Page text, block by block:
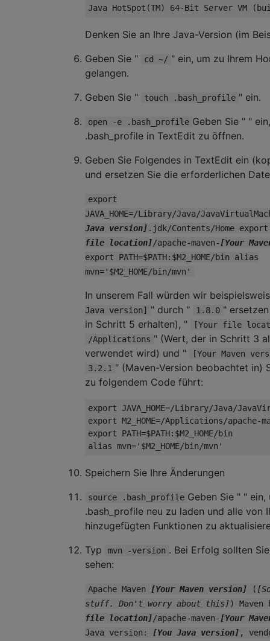
Denken Sie an Ihre Java-Version (im
Geben Sie "
cd ~/ " ein, um zu Ihrem
gelangen.
Geben Sie "
touch .bash_profile " ein.
open -e .bash_profile Geben Sie " "
.bash_profile in TextEdit zu öffnen.
Geben Sie Folgendes in TextEdit ein
und ersetzen Sie die erforderlichen
export
JAVA_HOME=/Library/Java/
Java version] .jdk/Contents/Home export
file location]/apache-maven- [Your
export PATH=$PATH:$M2_HOME/bin alias
mvn='$M2_HOME/bin/mvn'
In unserem Fall würden wir
Java version] " durch " 1.8.0 "
in Schritt 5 erhalten), "
[Your file
/Applications " (Wert, der in Schritt 3
verwendet wird) und "
[Your Maven
3.2.1 " (Maven-Version beobachtet in)
zu folgendem Code führt:
export JAVA_HOME=/Library/Java/
export M2_HOME=/Applications/apache-
export PATH=$PATH:$M2_HOME/bin
Speichern Sie Ihre Änderungen
source .bash_profile Geben Sie " " ein,
.bash_profile neu zu laden und alle von
hinzugefügten Funktionen zu
Typ
mvn -version . Bei Erfolg sollten
sehen:
Apache Maven [Your Maven version] (
stuff. Don't worry about this]) Maven
file location]/apache-maven- [Your
Java version:
[You Java version] ,